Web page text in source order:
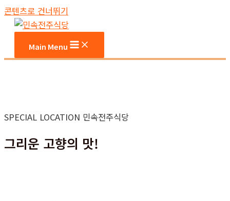
콘텐츠로 건너뛰기
Main Menu
SPECIAL LOCATION 민속전주식당
그리운 고향의 맛!